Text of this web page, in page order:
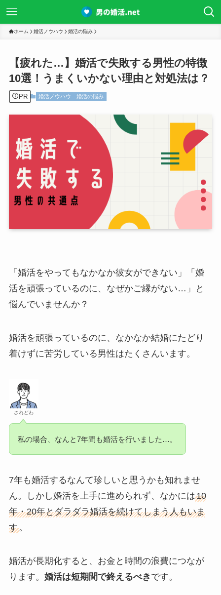
ホーム 婚活ノウハウ 婚活の悩み
【疲れた…】婚活で失敗する男性の特徴
10選！うまくいかない理由と対処法は？
PR 婚活ノウハウ 婚活の悩み
「婚活をやってもなかなか彼女ができない」「婚
活を頑張っているのに、なぜかご縁がない…」と
悩んでいませんか？
婚活を頑張っているのに、なかなか結婚にたどり
着けずに苦労している男性はたくさんいます。
されどわ
私の場合、なんと7年間も婚活を行いました…。
7年も婚活するなんて珍しいと思うかも知れませ
ん。しかし婚活を上手に進められず、なかには10
年・20年とダラダラ婚活を続けてしまう人もいま
す。
婚活が長期化すると、お金と時間の浪費につなが
ります。 婚活は短期間で終えるべき です。